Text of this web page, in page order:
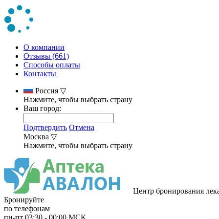
О компании
Отзывы (661)
Способы оплаты
Контакты
Россия ▽
Нажмите, чтобы выбрать страну
Ваш город:
Подтвердить Отмена
Москва ▽
Нажмите, чтобы выбрать страну
Центр бронирования
Бронируйте
по телефонам
пн-пт 03:30 - 00:00 МСК